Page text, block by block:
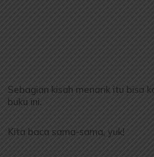
Sebagian kisah menarik itu bisa
buku ini.
Kita baca sama-sama, yuk!